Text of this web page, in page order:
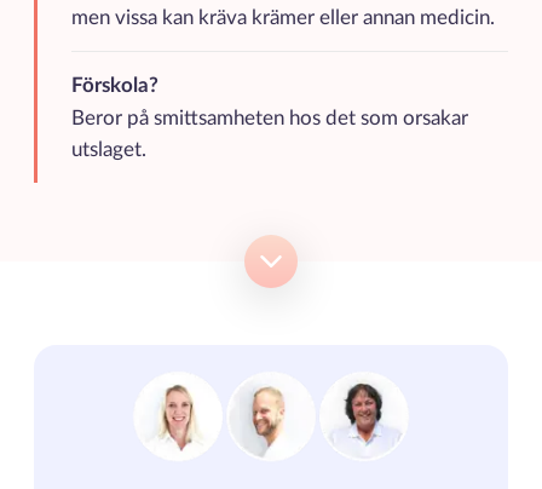
men vissa kan kräva krämer eller annan medicin.
Förskola?
Beror på smittsamheten hos det som orsakar
utslaget.